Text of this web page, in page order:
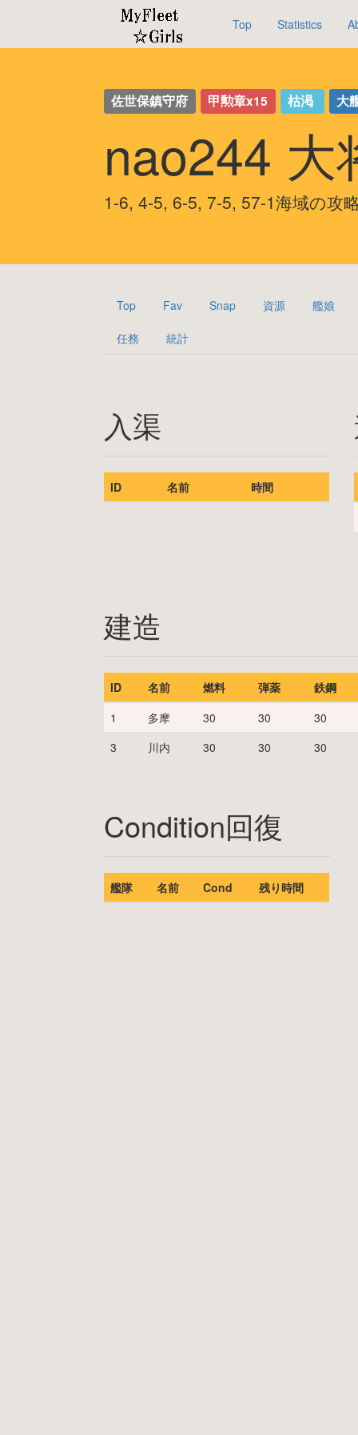
Top Statistics
佐世保鎮守府 甲勲章x15 枯渇 大
nao244
1-6, 4-5, 6-5, 7-5, 57-1海域の攻
Top Fav Snap 資源 艦娘
任務 統計
入渠
ID 名前 時間
建造
ID 名前 燃料 弾薬
鉄鋼
1
多摩 30 30
30
3
川内 30 30 30
Condition回復
艦隊 名前 Cond 残り時間